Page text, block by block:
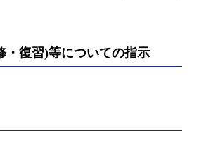
・復習)等についての指示